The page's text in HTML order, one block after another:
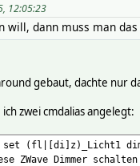
12:05:23
will, dann muss man
gebaut, dachte nur
zwei cmdalias angelegt:
set (fl|[di]z)_Licht1
ZWave Dimmer